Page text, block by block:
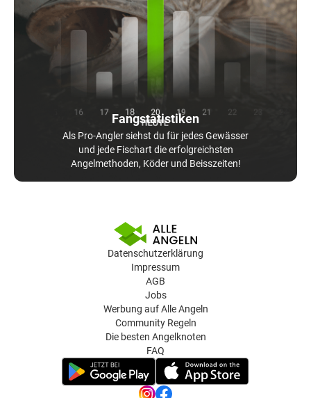
Fangstatistiken
Als Pro-Angler siehst du für jedes Gewässer
und jede Fischart die erfolgreichsten
Angelmethoden, Köder und Beisszeiten!
Datenschutzerklärung
Impressum
AGB
Jobs
Werbung auf Alle Angeln
Community Regeln
Die besten Angelknoten
FAQ